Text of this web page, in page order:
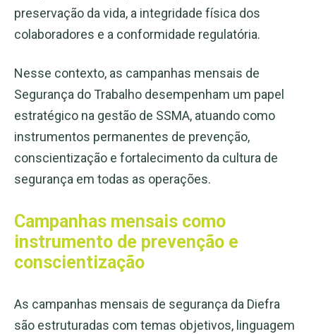
preservação da vida, a integridade física dos
colaboradores e a conformidade regulatória.
Nesse contexto, as campanhas mensais de
Segurança do Trabalho desempenham um papel
estratégico na gestão de SSMA, atuando como
instrumentos permanentes de prevenção,
conscientização e fortalecimento da cultura de
segurança em todas as operações.
Campanhas mensais como
instrumento de prevenção e
conscientização
As campanhas mensais de segurança da Diefra
são estruturadas com temas objetivos, linguagem